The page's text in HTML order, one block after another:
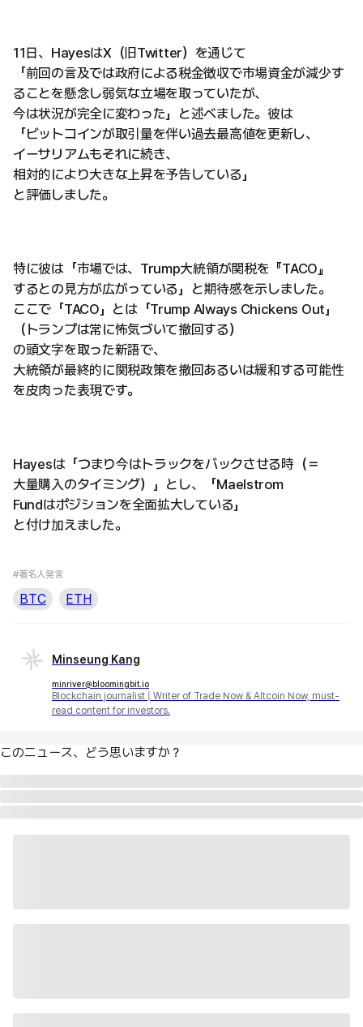
11日、HayesはX（旧Twitter）を通じて
「前回の言及では政府による税金徴収で市場資金が減少す
ることを懸念し弱気な立場を取っていたが、
今は状況が完全に変わった」と述べました。彼は
「ビットコインが取引量を伴い過去最高値を更新し、
イーサリアムもそれに続き、
相対的により大きな上昇を予告している」
と評価しました。
特に彼は「市場では、Trump大統領が関税を『TACO』
するとの見方が広がっている」と期待感を示しました。
ここで「TACO」とは「Trump Always Chickens Out」
（トランプは常に怖気づいて撤回する）
の頭文字を取った新語で、
大統領が最終的に関税政策を撤回あるいは緩和する可能性
を皮肉った表現です。
Hayesは「つまり今はトラックをバックさせる時（＝
大量購入のタイミング）」とし、「Maelstrom
Fundはポジションを全面拡大している」
と付け加えました。
#著名人発言
BTC ETH
Minseung Kang
minriver@bloomingbit.io
Blockchain journalist | Writer of Trade Now & Altcoin Now, must-
read content for investors.
このニュース、どう思いますか？